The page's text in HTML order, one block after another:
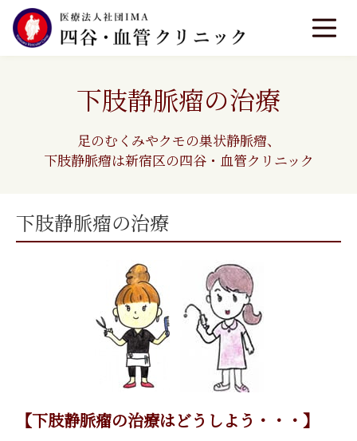
下肢静脈瘤の治療
足のむくみやクモの巣状静脈瘤、
下肢静脈瘤は新宿区の四谷・血管クリニック
下肢静脈瘤の治療
【下肢静脈瘤の治療はどうしよう・・・】